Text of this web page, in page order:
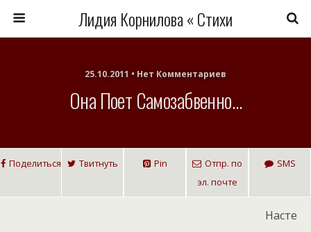
Лидия Корнилова « Стихи
25.10.2011 • Нет Комментариев
Она Поет Самозабвенно…
Поделиться Твитнуть Pin
Отпр. по
эл. почте
SMS
Насте